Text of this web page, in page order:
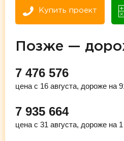
Купить проект
Позже —
7 476 576
цена с 16 августа, дороже на
7 935 664
цена с 31 августа, дороже на